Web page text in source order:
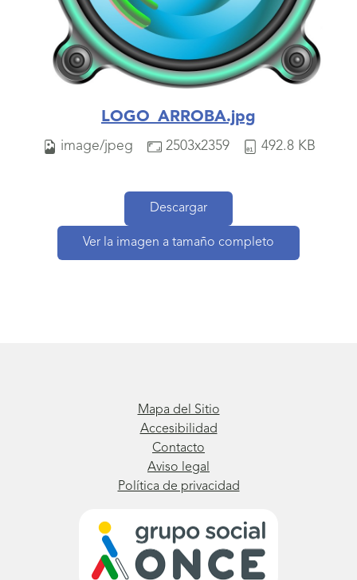
LOGO_ARROBA.jpg
image/jpeg 2503x2359 492.8 KB
Descargar
Ver la imagen a tamaño completo
Mapa del Sitio
Accesibilidad
Contacto
Aviso legal
Política de privacidad